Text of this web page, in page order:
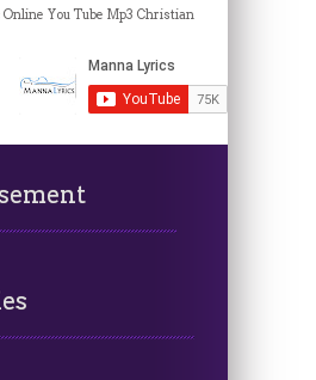
You Tube Mp3 Christian